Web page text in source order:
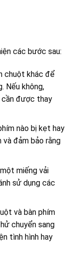
các bước sau:
chuột khác để
Nếu không,
cần được thay
nào bị kẹt hay
và đảm bảo rằng
miếng vải
sử dụng các
và bàn phím
chuyển sang
tình hình hay